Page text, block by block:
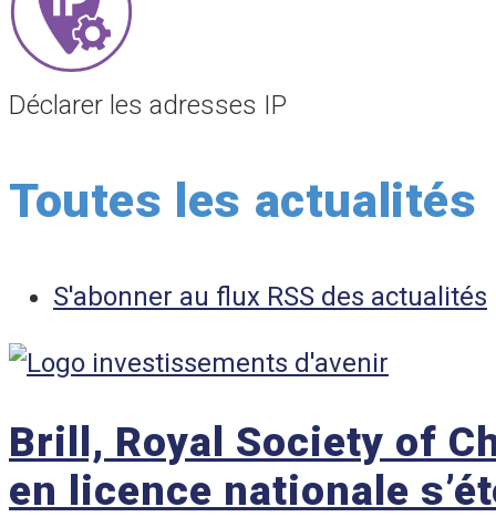
Déclarer les adresses IP
Toutes les actualités
S'abonner au flux RSS des actualités
Brill, Royal Society of
en licence nationale